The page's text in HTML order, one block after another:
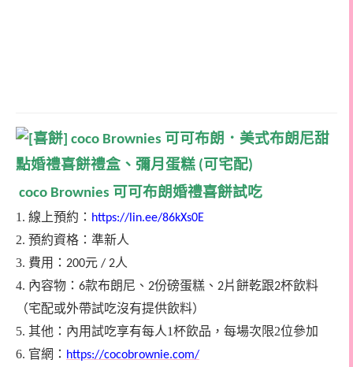
coco Brownies 可可布朗婚禮喜餅試吃
1. 線上預約： https://lin.ee/86kXs0E
2. 預約資格：準新人
3. 費用： 200元 / 2人
4. 內容物： 6款布朗尼、 2份磅蛋糕、 2片餅乾跟2杯飲料
（宅配或外帶試吃沒有提供飲料）
5. 其他：內用試吃享有每人1杯飲品，每場次限2位參加
6. 官網： https://cocobrownie.com/